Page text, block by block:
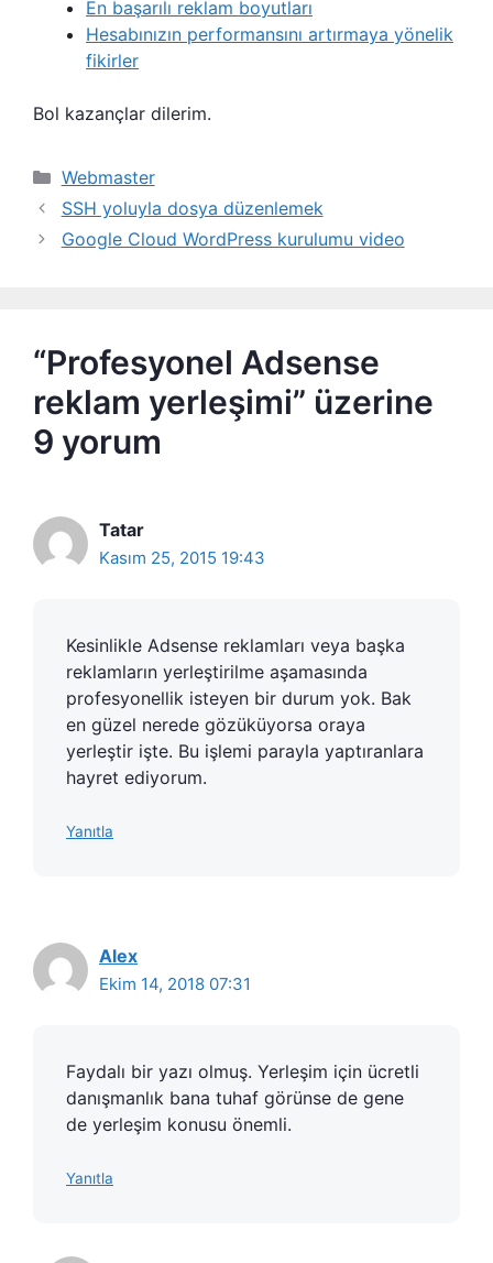
En başarılı reklam boyutları
Hesabınızın performansını artırmaya yönelik
fikirler
Bol kazançlar dilerim.
Kategoriler
Webmaster
SSH yoluyla dosya düzenlemek
Google Cloud WordPress kurulumu video
“Profesyonel Adsense
reklam yerleşimi” üzerine
9 yorum
Tatar
Kasım 25, 2015 19:43
Kesinlikle Adsense reklamları veya başka
reklamların yerleştirilme aşamasında
profesyonellik isteyen bir durum yok. Bak
en güzel nerede gözüküyorsa oraya
yerleştir işte. Bu işlemi parayla yaptıranlara
hayret ediyorum.
Yanıtla
Alex
Ekim 14, 2018 07:31
Faydalı bir yazı olmuş. Yerleşim için ücretli
danışmanlık bana tuhaf görünse de gene
de yerleşim konusu önemli.
Yanıtla